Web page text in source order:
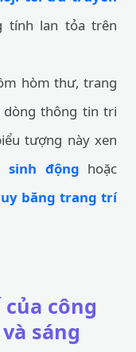
tính lan tỏa trên
hòm thư, trang
dòng thông tin tri
tượng này xen
sinh động hoặc
băng trang trí
công
sáng